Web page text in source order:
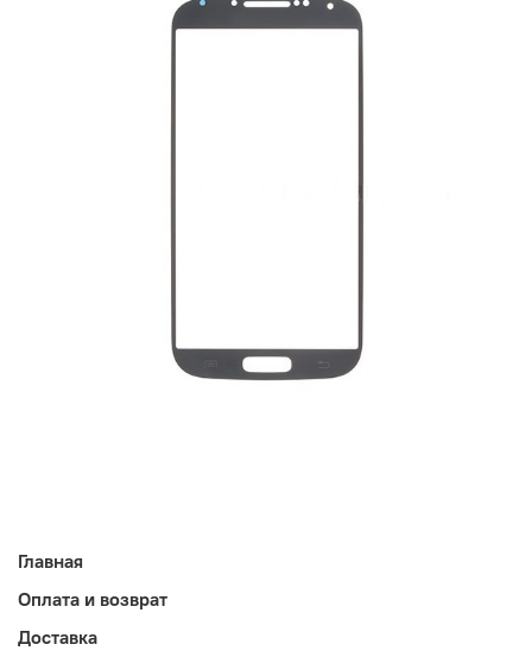
Главная
Оплата и возврат
Доставка